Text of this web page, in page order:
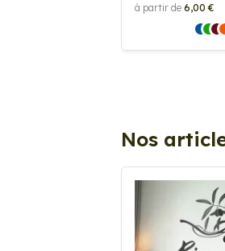
à partir de 6,00 €
Nos